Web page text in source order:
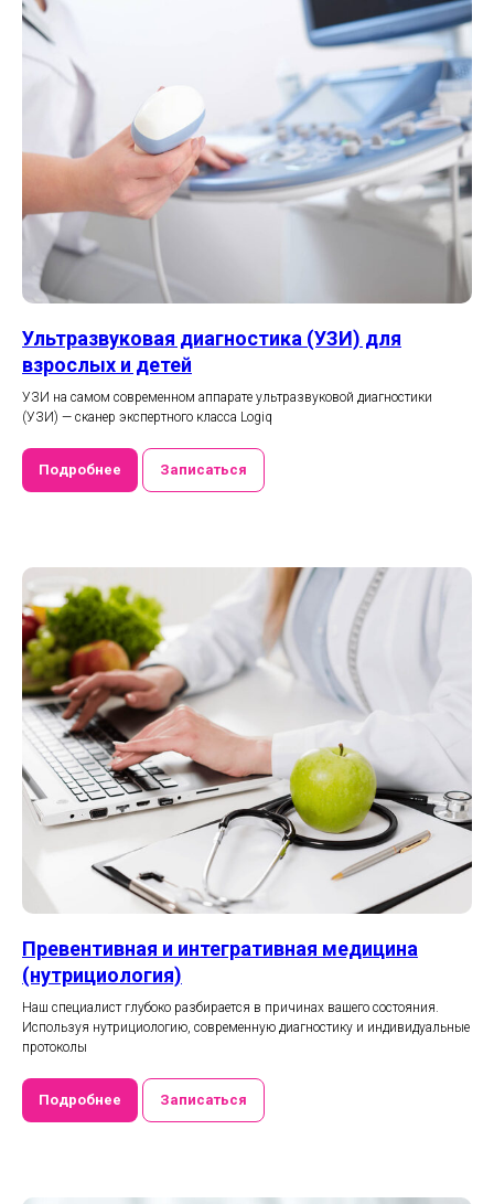
Ультразвуковая диагностика (УЗИ) для
взрослых и детей
УЗИ на самом современном аппарате ультразвуковой диагностики
(УЗИ) — сканер экспертного класса Logiq
Подробнее Записаться
Превентивная и интегративная медицина
(нутрициология)
Наш специалист глубоко разбирается в причинах вашего состояния.
Используя нутрициологию, современную диагностику и индивидуальные
протоколы
Подробнее Записаться